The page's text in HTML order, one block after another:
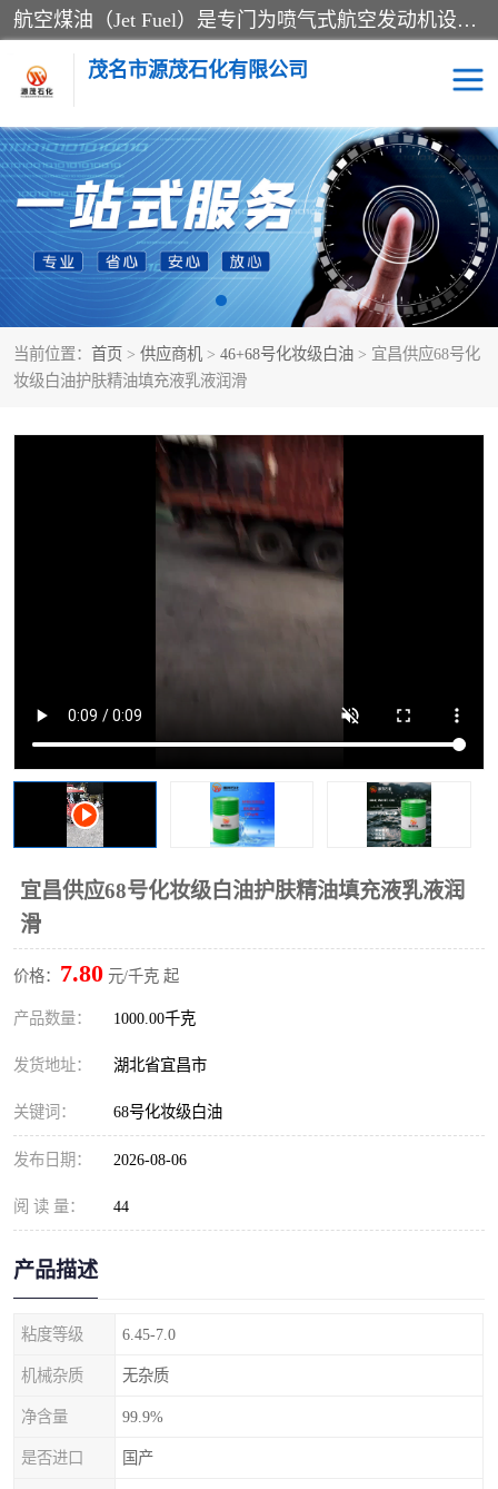
航空煤油（Jet Fuel）是专门为喷气式航空发动机设计的高纯度燃料，主要分为Jet A、Jet A-1和Jet B等类型。其特点是闪点高、低温流动性好，并添加了抗静电剂和抗氧化剂以确保飞行安全。航空煤油需
茂名市源茂石化有限公司
当前位置： 首页 > 供应商机 > 46+68号化妆级白油 > 宜昌供应68号化
妆级白油护肤精油填充液乳液润滑
宜昌供应68号化妆级白油护肤精油填充液乳液润
滑
价格： 7.80 元/千克 起
产品数量： 1000.00千克
发货地址： 湖北省宜昌市
关键词： 68号化妆级白油
发布日期： 2026-08-06
阅 读 量： 44
产品描述
粘度等级 6.45-7.0
机械杂质 无杂质
净含量 99.9%
是否进口 国产
RP3航空煤油 D20+D30溶剂油
D40+D60溶剂油 D80+D100溶剂油
6号+120号溶剂油 260号溶剂油
异构烷烃 天然乳胶
26+32号化妆级白油 46+68号化妆级白油